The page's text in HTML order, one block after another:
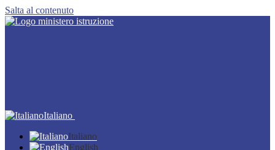
Salta al contenuto
Italiano
Italiano
English